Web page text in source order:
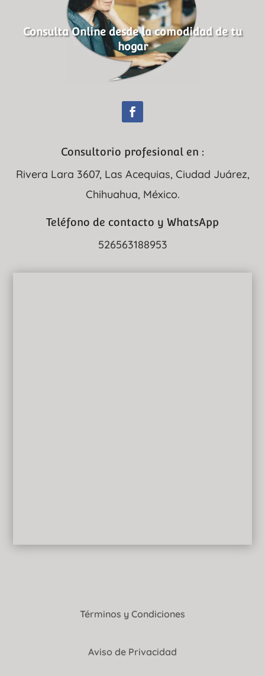
Consulta Online desde la comodidad de tu
hogar
Consultorio profesional en :
Rivera Lara 3607, Las Acequias, Ciudad Juárez,
Chihuahua, México.
Teléfono de contacto y WhatsApp
526563188953
Términos y Condiciones
Aviso de Privacidad